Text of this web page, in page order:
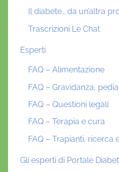
Il diabete… da un’altra
Trascrizioni Le Chat
Esperti
FAQ – Alimentazione
FAQ – Gravidanza,
FAQ – Questioni legali
FAQ – Terapia e cura
FAQ – Trapianti, ricerca
Gli esperti di Portale